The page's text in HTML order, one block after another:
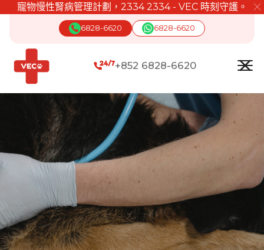
寵物慢性腎病管理計劃，2334 2334 - VEC 時刻守護。 ╳
6828-6620 6828-6620
+852 6828-6620